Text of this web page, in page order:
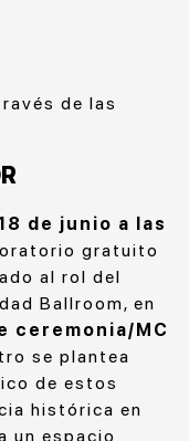
de las
de junio a las
gratuito
al rol del
Ballroom, en
ceremonia/MC
se plantea
de estos
histórica en
un espacio